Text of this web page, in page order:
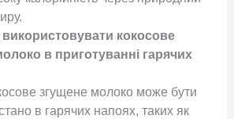
кокосове
в приготуванні гарячих
згущене молоко може бути
в гарячих напоях, таких як